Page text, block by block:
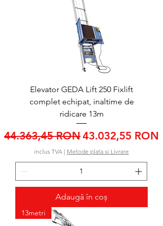
Elevator GEDA Lift 250 Fixlift
complet echipat, inaltime de
ridicare 13m
Preț normal
44.363,45 RONPreț redus
43.032,55 RON
inclus TVA | Metode plata si Livrare
Adaugă în coș
13metri